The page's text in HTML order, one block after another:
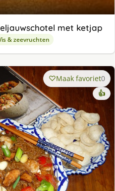
met ketjap
& zeevruchten
Maak favoriet0
👍